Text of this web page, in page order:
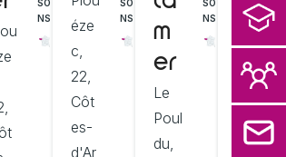
SO
NS
éze
c,
22,
Côt
es-
d'Ar
SO
NS
m
er
Le
Poul
du,
SO
NS
us
la
m
er